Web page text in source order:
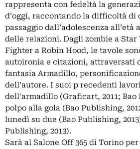
rappresenta con fedeltà la
d’oggi, raccontando la difficoltà di
passaggio dall’adolescenza all’età
delle relazioni. Dagli zombie a Star
Fighter a Robin Hood, le tavole
autoironia e citazioni, attraversati
fantasia Armadillo,
dell’autore. I suoi p recedenti
dell'armadillo (Graficart, 2011; Bao
polpo alla gola (Bao Publishing,
lunedì su due (Bao Publishing,
Publishing, 2013).
Sarà al Salone Off 365 di Torino